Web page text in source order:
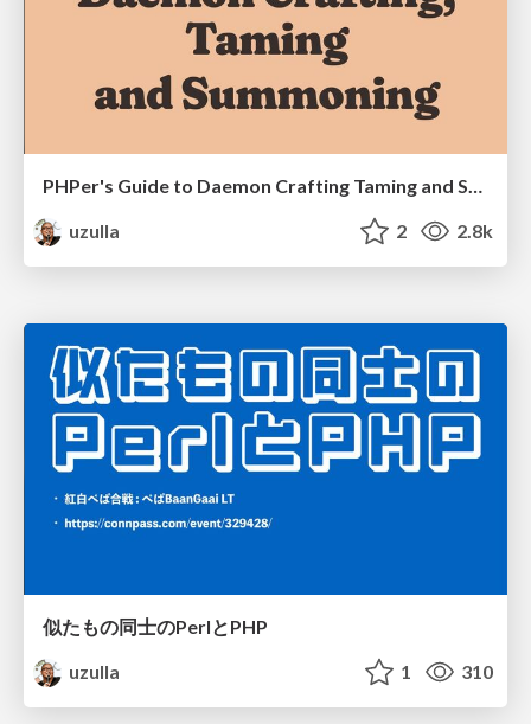
PHPer's Guide to Daemon Crafting Taming and Summoning
uzulla
2 2.8k
似たもの同士のPerlとPHP
uzulla
1 310